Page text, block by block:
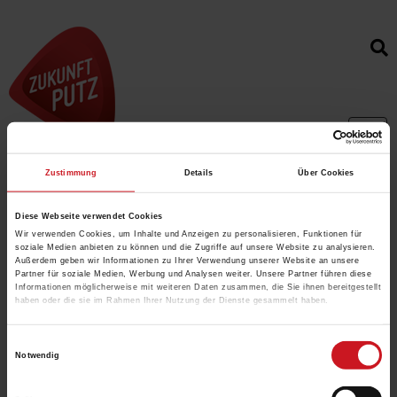
Zustimmung Details Über Cookies
Diese Webseite verwendet Cookies
Wir verwenden Cookies, um Inhalte und Anzeigen zu personalisieren, Funktionen für
soziale Medien anbieten zu können und die Zugriffe auf unsere Website zu analysieren.
Außerdem geben wir Informationen zu Ihrer Verwendung unserer Website an unsere
Partner für soziale Medien, Werbung und Analysen weiter. Unsere Partner führen diese
Informationen möglicherweise mit weiteren Daten zusammen, die Sie ihnen bereitgestellt
haben oder die sie im Rahmen Ihrer Nutzung der Dienste gesammelt haben.
Notwendig
Seite nicht gefunden
Die Seite, die Sie aufrufen wollten, ist leider nicht (mehr) vorhanden.